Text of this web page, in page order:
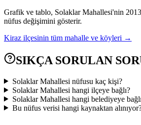
Grafik ve tablo, SolaklarMahallesi'nin 2013
nüfus değişimini gösterir.
Kiraz ilçesinin tüm mahalle ve köyleri →
SIKÇA SORULAN
Solaklar Mahallesi nüfusu kaç kişi?
Solaklar Mahallesi hangi ilçeye bağlı?
Solaklar Mahallesi hangi belediyeye
Bu nüfus verisi hangi kaynaktan